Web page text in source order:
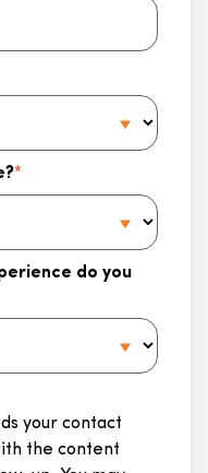
*
do you
your contact
the content